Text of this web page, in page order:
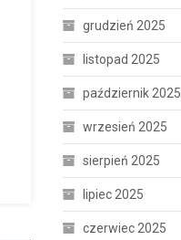
grudzień 2025
listopad 2025
październik 2025
wrzesień 2025
sierpień 2025
lipiec 2025
czerwiec 2025